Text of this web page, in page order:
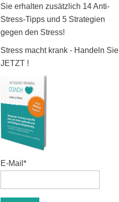
Sie erhalten zusätzlich 14 Anti-
Stress-Tipps und 5 Strategien
gegen den Stress!
Stress macht krank - Handeln Sie
JETZT !
E-Mail*